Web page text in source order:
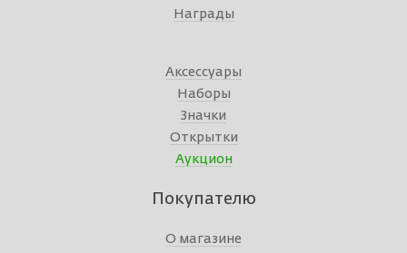
Награды
Аксессуары
Наборы
Значки
Открытки
Аукцион
Покупателю
О магазине